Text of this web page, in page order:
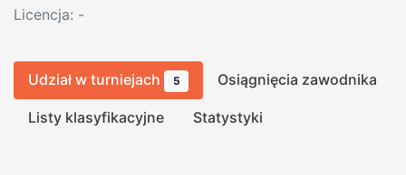
Licencja: -
Udział w turniejach 5 Osiągnięcia zawodnika
Listy klasyfikacyjne Statystyki